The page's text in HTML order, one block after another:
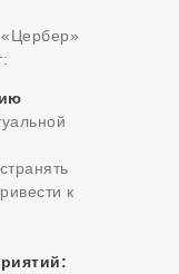
«Цербер»
к